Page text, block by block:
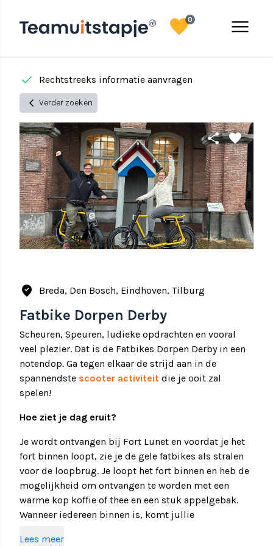
menu
favorite0
done Rechtstreeks informatie aanvragen
chevron_left Verder zoeken
Fatbike Dorpen Derby
Scheuren, Speuren, ludieke opdrachten en vooral
veel plezier. Dat is de Fatbikes Dorpen Derby in een
notendop. Ga tegen elkaar de strijd aan in de
spannendste scooter activiteit die je ooit zal
spelen!
Hoe ziet je dag eruit?
Je wordt ontvangen bij Fort Lunet en voordat je het
fort binnen loopt, zie je de gele fatbikes als stralen
voor de loopbrug. Je loopt het fort binnen en heb de
mogelijkheid om ontvangen te worden met een
warme kop koffie of thee en een stuk appelgebak.
Wanneer iedereen binnen is, komt jullie
Lees meer
share favorite
where_to_vote Breda, Den Bosch, Eindhoven, Tilburg